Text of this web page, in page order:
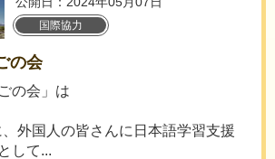
国際協力
の会
の会」は
外国人の皆さんに日本語学習支援
して...